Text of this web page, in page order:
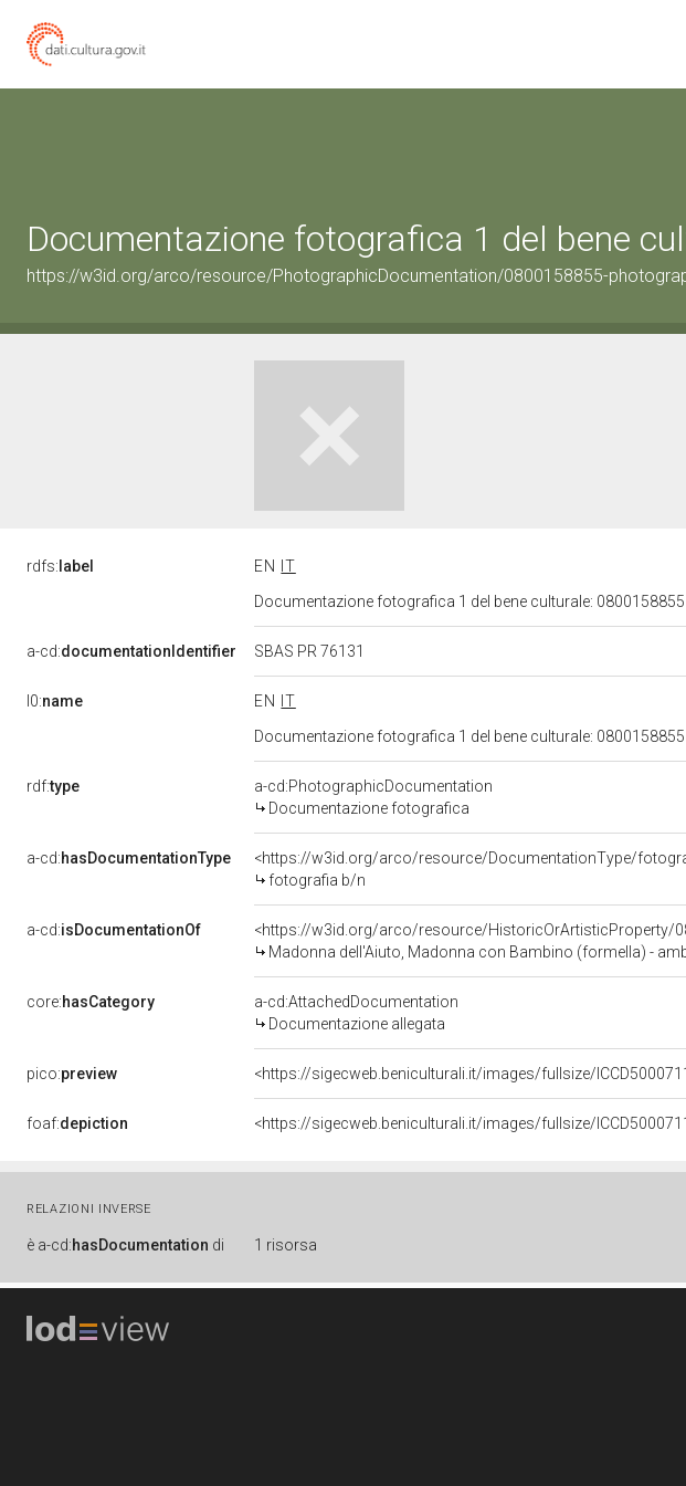
Documentazione fotografica 1 del bene
https://w3id.org/arco/resource/PhotographicDocumentation/0800158855-
rdfs: label EN
IT
Documentazione fotografica 1 del bene culturale: 0800158855
a-cd:documentationIdentifier SBAS PR 76131
l0:name EN
IT
Documentazione fotografica 1 del bene culturale: 0800158855
rdf:type
a-cd:PhotographicDocumentation
Documentazione fotografica
a-cd:hasDocumentationType
<https://w3id.org/arco/resource/DocumentationType/
fotografia b/n
a-cd:isDocumentationOf
<https://w3id.org/arco/resource/HistoricOrArtisticProperty/
Madonna dell'Aiuto, Madonna con Bambino (formella) -
core:hasCategory
a-cd:AttachedDocumentation
Documentazione allegata
pico:preview <https://sigecweb.beniculturali.it/images/fullsize/
foaf:depiction <https://sigecweb.beniculturali.it/images/fullsize/
RELAZIONI INVERSE
è a-cd:hasDocumentation di 1 risorsa